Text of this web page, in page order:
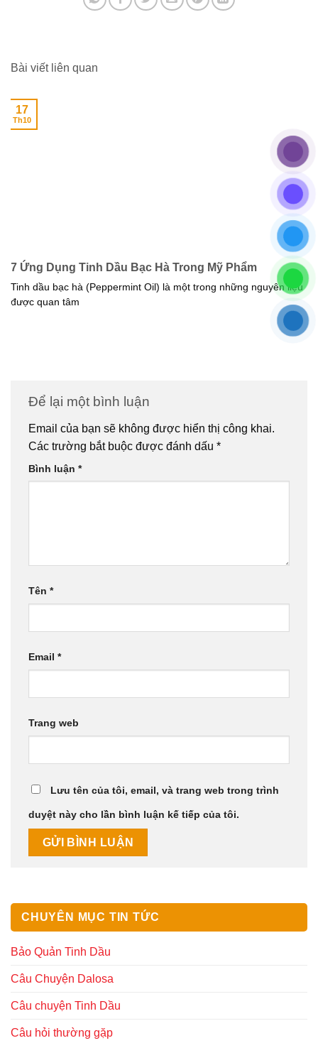
Bài viết liên quan
7 Ứng Dụng Tinh Dầu Bạc Hà Trong Mỹ Phẩm
Tinh dầu bạc hà (Peppermint Oil) là một trong những nguyên liệu
được quan tâm
17
Th10
Để lại một bình luận
Email của bạn sẽ không được hiển thị công khai.
Các trường bắt buộc được đánh dấu *
Bình luận *
Tên *
Email *
Trang web
Lưu tên của tôi, email, và trang web trong trình
duyệt này cho lần bình luận kế tiếp của tôi.
CHUYÊN MỤC TIN TỨC
Bảo Quản Tinh Dầu
Câu Chuyện Dalosa
Câu chuyện Tinh Dầu
Câu hỏi thường gặp